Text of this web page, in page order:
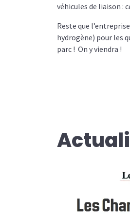
véhicules de liaison :
Reste que
hydrogène) pour les
parc ! On y viendra !